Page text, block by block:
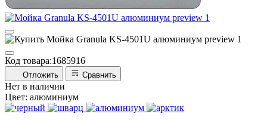
Код товара:1685916
Отложить Сравнить
Нет в наличии
Цвет: алюминиум